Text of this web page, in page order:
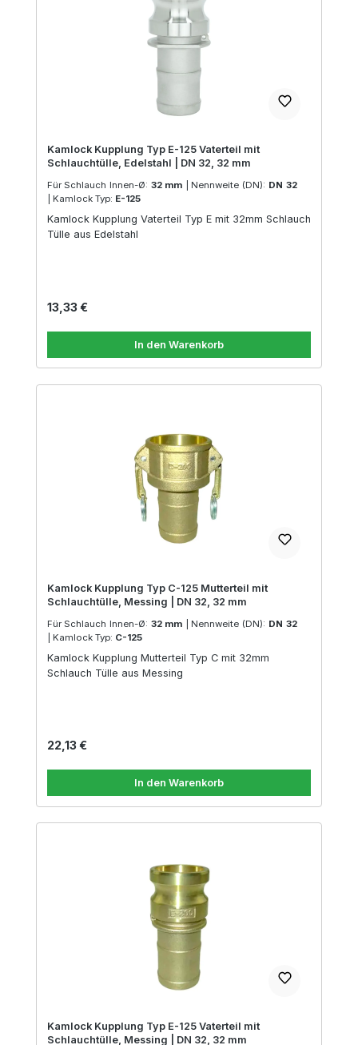
Kamlock Kupplung Typ E-125 Vaterteil mit
Schlauchtülle, Edelstahl | DN 32, 32 mm
Für Schlauch Innen-Ø: 32 mm Nennweite (DN): DN 32
Kamlock Typ: E-125
Kamlock Kupplung Vaterteil Typ E mit 32mm Schlauch
Tülle aus Edelstahl
Regulärer Preis:
13,33 €
In den Warenkorb
Kamlock Kupplung Typ C-125 Mutterteil mit
Schlauchtülle, Messing | DN 32, 32 mm
Für Schlauch Innen-Ø: 32 mm Nennweite (DN): DN 32
Kamlock Typ: C-125
Kamlock Kupplung Mutterteil Typ C mit 32mm
Schlauch Tülle aus Messing
Regulärer Preis:
22,13 €
In den Warenkorb
Kamlock Kupplung Typ E-125 Vaterteil mit
Schlauchtülle, Messing | DN 32, 32 mm